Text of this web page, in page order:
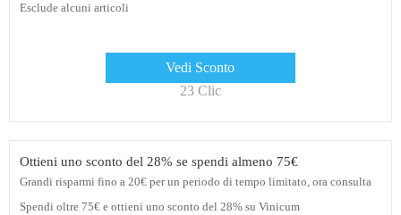
Esclude alcuni articoli
Vedi Sconto
23 Clic
Ottieni uno sconto del 28% se spendi almeno 75€
Grandi risparmi fino a 20€ per un periodo di tempo limitato, ora consulta
Spendi oltre 75€ e ottieni uno sconto del 28% su Vinicum